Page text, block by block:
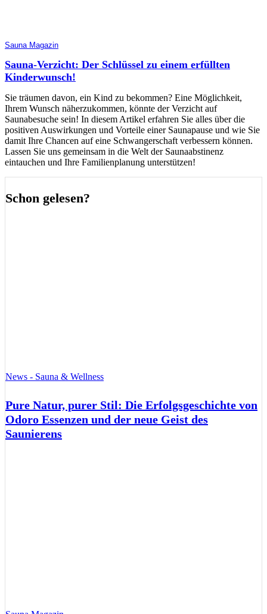
Sauna Magazin
Sauna-Verzicht: Der Schlüssel zu einem erfüllten
Kinderwunsch!
Sie träumen davon, ein Kind zu bekommen? Eine Möglichkeit,
Ihrem Wunsch näherzukommen, könnte der Verzicht auf
Saunabesuche sein! In diesem Artikel erfahren Sie alles über die
positiven Auswirkungen und Vorteile einer Saunapause und wie Sie
damit Ihre Chancen auf eine Schwangerschaft verbessern können.
Lassen Sie uns gemeinsam in die Welt der Saunaabstinenz
eintauchen und Ihre Familienplanung unterstützen!
Schon gelesen?
News - Sauna & Wellness
Pure Natur, purer Stil: Die Erfolgsgeschichte von
Odoro Essenzen und der neue Geist des
Saunierens